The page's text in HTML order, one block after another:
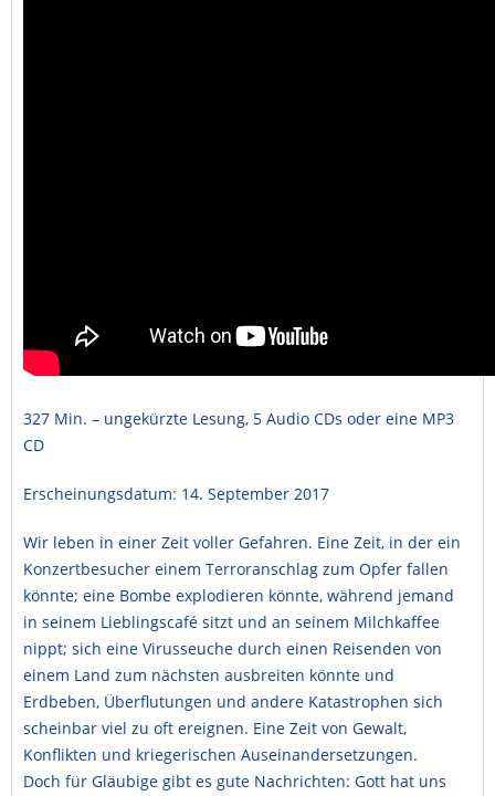
327 Min. – ungekürzte Lesung, 5 Audio CDs oder eine MP3
CD
Erscheinungsdatum: 14. September 2017
Wir leben in einer Zeit voller Gefahren. Eine Zeit, in der ein
Konzertbesucher einem Terroranschlag zum Opfer fallen
könnte; eine Bombe explodieren könnte, während jemand
in seinem Lieblingscafé sitzt und an seinem Milchkaffee
nippt; sich eine Virusseuche durch einen Reisenden von
einem Land zum nächsten ausbreiten könnte und
Erdbeben, Überflutungen und andere Katastrophen sich
scheinbar viel zu oft ereignen. Eine Zeit von Gewalt,
Konflikten und kriegerischen Auseinandersetzungen.
Doch für Gläubige gibt es gute Nachrichten: Gott hat uns